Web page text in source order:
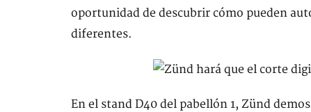
oportunidad de descubrir cómo pueden
diferentes.
En el stand D40 del pabellón 1, Zünd